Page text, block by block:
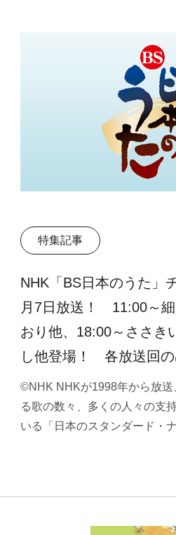
特集記事
NHK「BS日本のうた」
月7日放送！ 11:00～
おり他、18:00～ささき
し他登場！ 各放送回の
©NHK NHKが1998年から放
る歌の数々、多くの人々の支
いる「日本のスタンダード・